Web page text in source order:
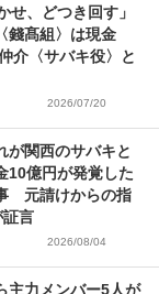
せ、どつき回す」
錢髙組〉は現金
介〈サバキ役〉と
2026/07/20
が関西のサバキと
10億円が発覚した
元請けからの指
証言
2026/08/04
主力メンバー5人が